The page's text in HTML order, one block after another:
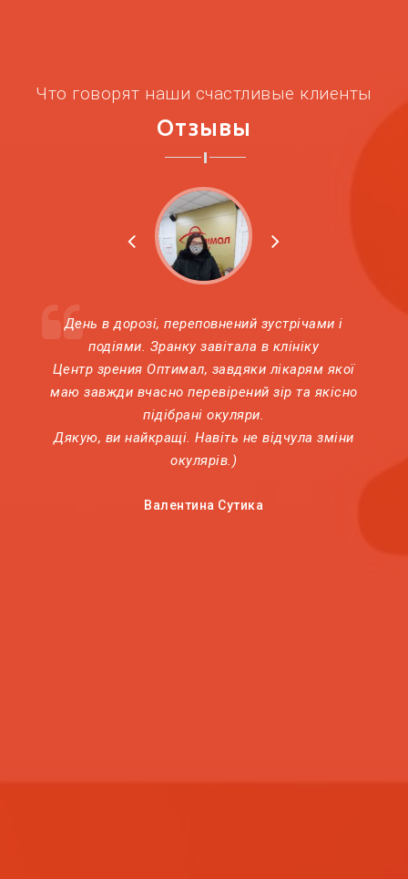
Что говорят наши счастливые клиенты
Отзывы
День в дорозі, переповнений зустрічами і
подіями. Зранку завітала в клініку
Центр зрения Оптимал, завдяки лікарям якої
маю завжди вчасно перевірений зір та якісно
підібрані окуляри.
Дякую, ви найкращі. Навіть не відчула зміни
окулярів.)
Валентина Сутика